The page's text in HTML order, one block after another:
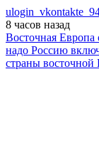
8 часов назад
Восточная Европа
надо Россию
страны